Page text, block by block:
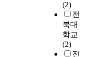
(2)
전
북대
학교
(2)
전